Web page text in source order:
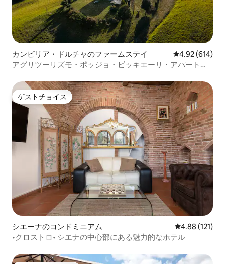
カンピリア・ドルチャのファームステイ レビュー614
4.92 (614)
アグリツーリズモ・ポッジョ・ビッキエーリ・アパートメ
ゲストチョイス
ゲストチョイス
シエーナのコンドミニアム レビュー121
4.88 (121)
•クロストロ• シエナの中心部にある魅力的なホテル